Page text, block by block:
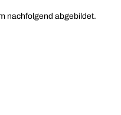
nachfolgend abgebildet.